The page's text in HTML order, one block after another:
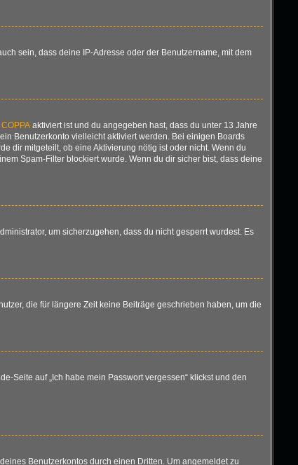
sein, dass deine IP-Adresse oder der Benutzername, mit dem
COPPAaktiviert ist und du angegeben hast, dass du unter 13 Jahre
Benutzerkonto vielleicht aktiviert werden. Bei einigen Boards
dir mitgeteilt, ob eine Aktivierung nötig ist oder nicht. Wenn du
Spam-Filter blockiert wurde. Wenn du dir sicher bist, dass deine
um sicherzugehen, dass du nicht gesperrt wurdest. Es
die für längere Zeit keine Beiträge geschrieben haben, um die
Seite auf „Ich habe mein Passwort vergessen“ klickst und den
Benutzerkontos durch einen Dritten. Um angemeldet zu